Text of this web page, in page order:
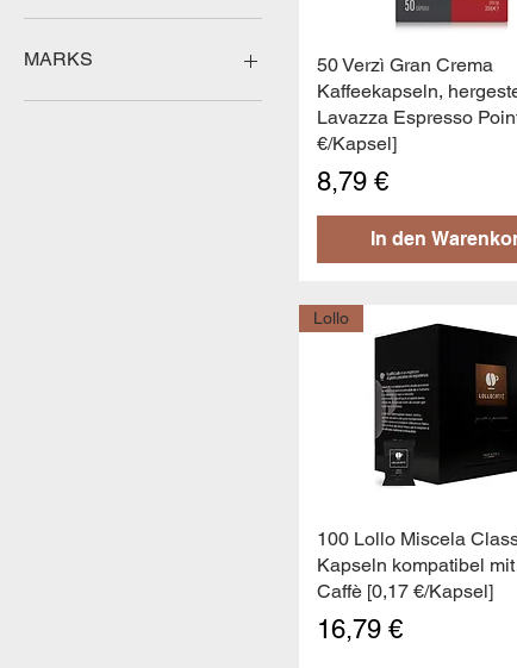
0,01 - 0,19 €
MARKS
Verzì
Schnellansicht
50 Verzì Gran Crema
Kaffeekapseln,
Lavazza Espresso
€/Kapsel]
Preis
8,79 €
In den
Lollo
100 Lollo Miscela
Kapseln kompatibel
Caffè [0,17 €/Kapsel]
Preis
16,79 €